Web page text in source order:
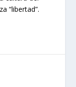
“libertad”.